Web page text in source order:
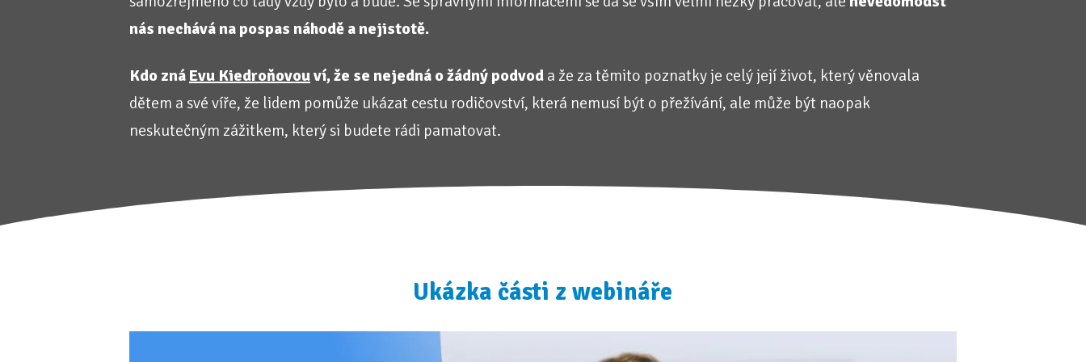
nás nechává na pospas náhodě a nejistotě.
Kdo zná Evu Kiedroňovouví, že se nejedná o žádný podvod a že za těmito poznatky je celý její život, který věnovala
dětem a své víře, že lidem pomůže ukázat cestu rodičovství, která nemusí být o přežívání, ale může být naopak
neskutečným zážitkem, který si budete rádi pamatovat.
Ukázka části z webináře